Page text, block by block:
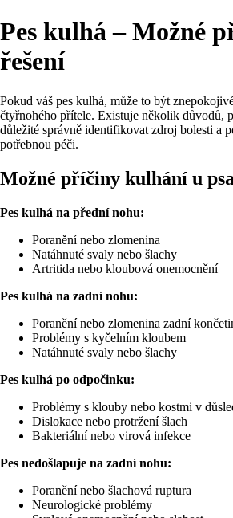
Pes kulhá – Možné
řešení
Pokud váš pes kulhá, může to být
čtyřnohého přítele. Existuje několik důvodů,
důležité správně identifikovat zdroj bolesti a
potřebnou péči.
Možné příčiny kulhání u psa
Pes kulhá na přední nohu:
Poranění nebo zlomenina
Natáhnuté svaly nebo šlachy
Artritida nebo kloubová onemocnění
Pes kulhá na zadní nohu:
Poranění nebo zlomenina zadní
Problémy s kyčelním kloubem
Natáhnuté svaly nebo šlachy
Pes kulhá po odpočinku:
Problémy s klouby nebo kostmi v
Dislokace nebo protržení šlach
Bakteriální nebo virová infekce
Pes nedošlapuje na zadní nohu:
Poranění nebo šlachová ruptura
Neurologické problémy